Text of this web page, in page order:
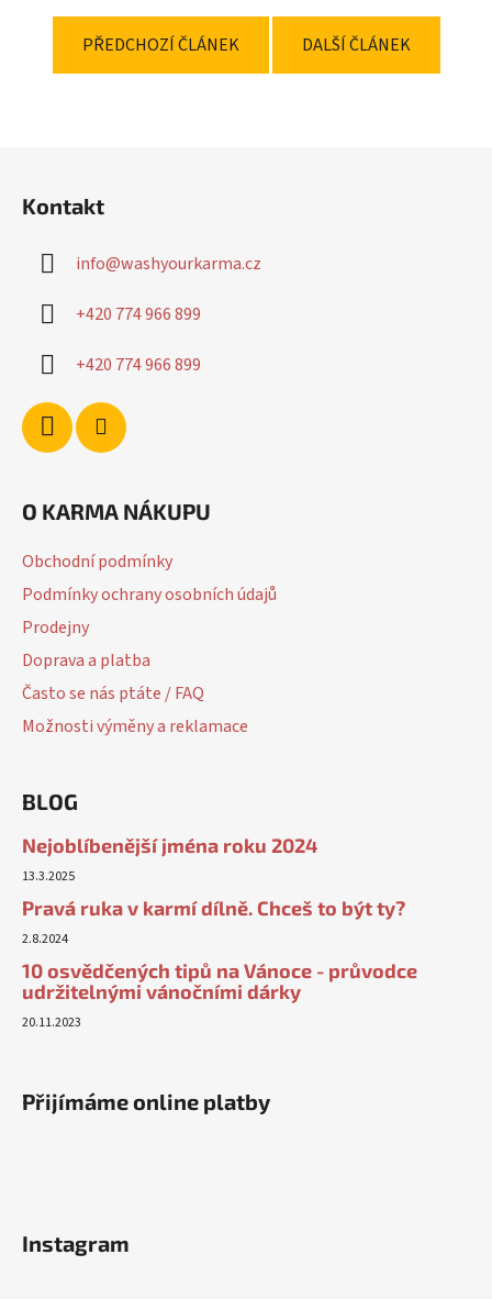
PŘEDCHOZÍ ČLÁNEK DALŠÍ ČLÁNEK
Kontakt
info@washyourkarma.cz
+420 774 966 899
+420 774 966 899
O KARMA NÁKUPU
Obchodní podmínky
Podmínky ochrany osobních údajů
Prodejny
Doprava a platba
Často se nás ptáte / FAQ
Možnosti výměny a reklamace
BLOG
Nejoblíbenější jména roku 2024
13.3.2025
Pravá ruka v karmí dílně. Chceš to být ty?
2.8.2024
10 osvědčených tipů na Vánoce - průvodce
udržitelnými vánočními dárky
20.11.2023
Přijímáme online platby
Instagram